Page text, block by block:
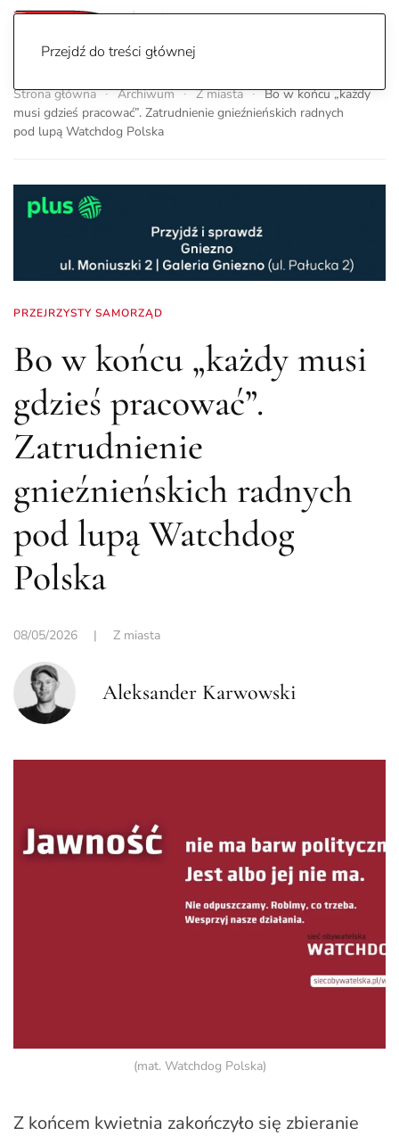
Przejdź do treści głównej
Strona główna Archiwum Z miasta
Bo w końcu „każdy
musi gdzieś pracować”. Zatrudnienie gnieźnieńskich radnych
pod lupą Watchdog Polska
PRZEJRZYSTY SAMORZĄD
Bo w końcu „każdy musi
gdzieś pracować”.
Zatrudnienie
gnieźnieńskich radnych
pod lupą Watchdog
Polska
08/05/2026 | Z miasta
Aleksander Karwowski
(mat. Watchdog Polska)
Z końcem kwietnia zakończyło się zbieranie